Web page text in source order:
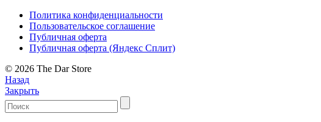
Политика конфиденциальности
Пользовательское соглашение
Публичная оферта
Публичная оферта (Яндекс Сплит)
© 2026 The Dar Store
Назад
Закрыть